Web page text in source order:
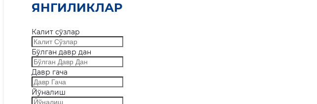
ЯНГИЛИКЛАР
Калит сўзлар
Бўлган давр дан
Давр гача
Йўналиш